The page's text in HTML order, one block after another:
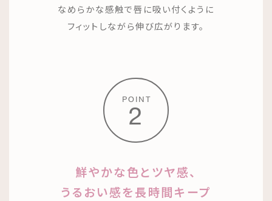
なめらかな感触で唇に吸い付くように
フィットしながら伸び広がります。
POINT
2
鮮やかな色とツヤ感、
うるおい感を長時間キープ